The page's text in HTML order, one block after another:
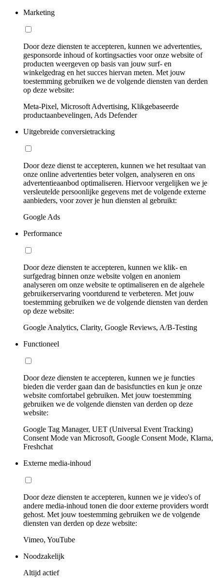
Marketing
Door deze diensten te accepteren, kunnen we advertenties,
gesponsorde inhoud of kortingsacties voor onze website of
producten weergeven op basis van jouw surf- en
winkelgedrag en het succes hiervan meten. Met jouw
toestemming gebruiken we de volgende diensten van derden
op deze website:
Meta-Pixel, Microsoft Advertising, Klikgebaseerde
productaanbevelingen, Ads Defender
Uitgebreide conversietracking
Door deze dienst te accepteren, kunnen we het resultaat van
onze online advertenties beter volgen, analyseren en ons
advertentieaanbod optimaliseren. Hiervoor vergelijken we je
versleutelde persoonlijke gegevens met de volgende externe
aanbieders, voor zover je hun diensten al gebruikt:
Google Ads
Performance
Door deze diensten te accepteren, kunnen we klik- en
surfgedrag binnen onze website volgen en anoniem
analyseren om onze website te optimaliseren en de algehele
gebruikerservaring voortdurend te verbeteren. Met jouw
toestemming gebruiken we de volgende diensten van derden
op deze website:
Google Analytics, Clarity, Google Reviews, A/B-Testing
Functioneel
Door deze diensten te accepteren, kunnen we je functies
bieden die verder gaan dan de basisfuncties en kun je onze
website comfortabel gebruiken. Met jouw toestemming
gebruiken we de volgende diensten van derden op deze
website:
Google Tag Manager, UET (Universal Event Tracking)
Consent Mode van Microsoft, Google Consent Mode, Klarna,
Freshchat
Externe media-inhoud
Door deze diensten te accepteren, kunnen we je video's of
andere media-inhoud tonen die door externe providers wordt
gehost. Met jouw toestemming gebruiken we de volgende
diensten van derden op deze website:
Vimeo, YouTube
Noodzakelijk
Altijd actief